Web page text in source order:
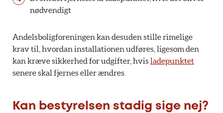
nødvendigt
Andelsboligforeningen kan desuden stille rimelige
krav til, hvordan installationen udføres, ligesom den
kan kræve sikkerhed for udgifter, hvisladepunktet
senere skal fjernes eller ændres.
Kan bestyrelsen stadig sige nej?